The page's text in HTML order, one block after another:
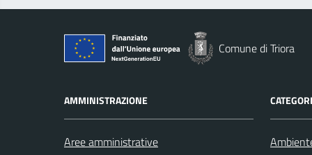
Comune di Triora
AMMINISTRAZIONE
Aree amministrative